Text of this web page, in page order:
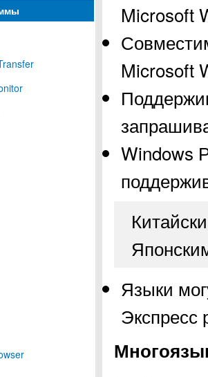
Microsoft
Microsoft
Windows
Языки
Экспресс